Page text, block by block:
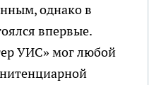
однако в
впервые.
УИС» мог любой